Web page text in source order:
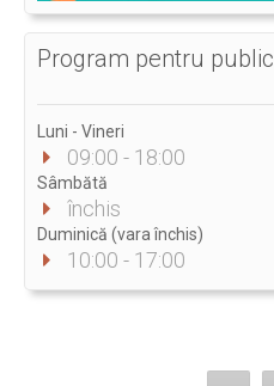
Program pentru public
Luni - Vineri
09:00 - 18:00
Sâmbătă
închis
Duminică (vara închis)
10:00 - 17:00